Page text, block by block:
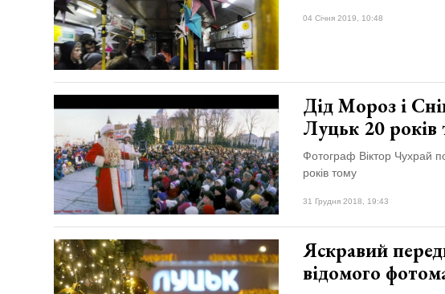
04 Січня 2019, 10:48
Дід Мороз і
Луцьк 20 років
Фотограф Віктор Чухрай
років тому
31 Грудня 2018, 19:43
Яскравий
відомого